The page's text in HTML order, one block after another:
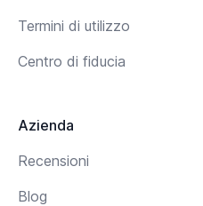
Termini di utilizzo
Centro di fiducia
Azienda
Recensioni
Blog